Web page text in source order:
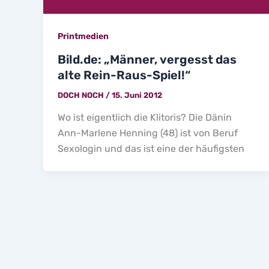
Printmedien
Bild.de: „Männer, vergesst das
alte Rein-Raus-Spiel!“
DOCH NOCH / 15. Juni 2012
Wo ist eigentlich die Klitoris? Die Dänin
Ann-Marlene Henning (48) ist von Beruf
Sexologin und das ist eine der häufigsten